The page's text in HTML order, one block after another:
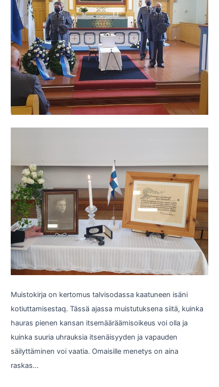
Muistokirja on kertomus talvisodassa kaatuneen isäni
kotiuttamisestaq. Tässä ajassa muistutuksena siitä, kuinka
hauras pienen kansan itsemääräämisoikeus voi olla ja
kuinka suuria uhrauksia itsenäisyyden ja vapauden
säilyttäminen voi vaatia. Omaisille menetys on aina
raskas…